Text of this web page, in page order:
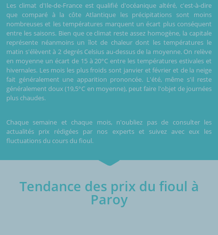
Les climat d'Ile-de-France est qualifié d'océanique altéré, c'est-à-dire
que comparé à la côte Atlantique les précipitations sont moins
nombreuses et les températures marquent un écart plus conséquent
entre les saisons. Bien que ce climat reste assez homogène, la capitale
représente néanmoins un îlot de chaleur dont les températures le
matin s'élèvent à 2 degrés Celsius au-dessus de la moyenne. On relève
en moyenne un écart de 15 à 20°C entre les températures estivales et
hivernales. Les mois les plus froids sont janvier et février et de la neige
fait généralement une apparition prononcée. L'été, même s'il reste
généralement doux (19,5°C en moyenne), peut faire l'objet de journées
plus chaudes.
Chaque semaine et chaque mois, n'oubliez pas de consulter les
actualités prix rédigées par nos experts et suivez avec eux les
fluctuations du cours du fioul.
Tendance des prix du fioul à
Paroy